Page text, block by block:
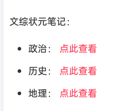
文综状元笔记：
政治： 点此查看
历史： 点此查看
地理： 点此查看